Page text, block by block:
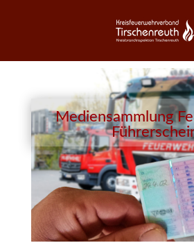
Mediensammlung